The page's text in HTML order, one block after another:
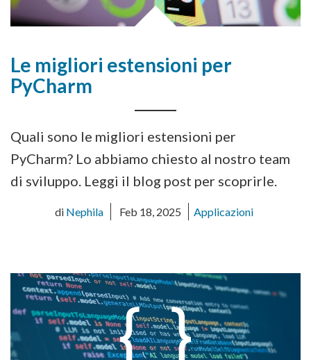
Le migliori estensioni per
PyCharm
Quali sono le migliori estensioni per
PyCharm? Lo abbiamo chiesto al nostro team
di sviluppo. Leggi il blog post per scoprirle.
di Nephila Feb 18, 2025 Applicazioni